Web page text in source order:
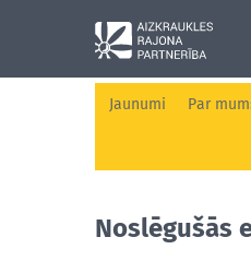
Jaunumi Par
Noslēgušās